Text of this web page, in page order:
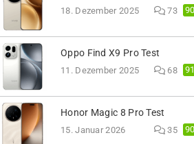
18. Dezember 2025 73
Oppo Find X9 Pro Test
11. Dezember 2025 68
Honor Magic 8 Pro Test
15. Januar 2026 35